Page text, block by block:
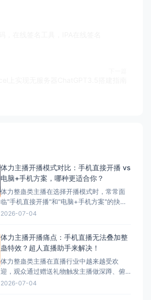
体力主播开播模式对比：手机直接开播 vs
电脑+手机方案，哪种更适合你？
体力整蛊类主播在选择开播模式时，常常面
临"手机直接开播"和"电脑+手机方案"的抉
择。本文将详细对比这两种模式的优缺点，
播模式简介 ### 模式一：手机直接开播 这
是最简单、最常用的开播方式，主播直接使
2026-07-04
体力主播开播痛点：手机直播无法叠加整
蛊特效？超人直播助手来解决！
体力整蛊类主播在直播行业中越来越受欢
迎，观众通过赠送礼物触发主播做深蹲、俯
卧撑等体力动作，互动性极强。然而，这类
2026-07-04